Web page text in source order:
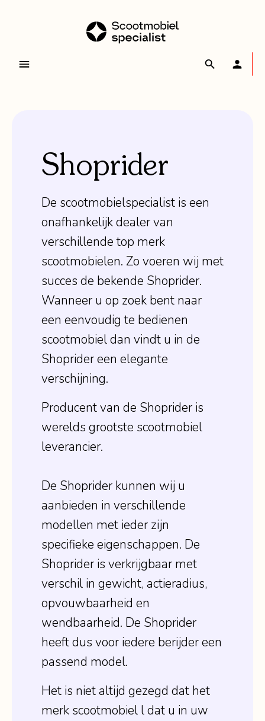
Shoprider
De scootmobielspecialist is een
onafhankelijk dealer van
verschillende top merk
scootmobielen. Zo voeren wij met
succes de bekende Shoprider.
Wanneer u op zoek bent naar
een eenvoudig te bedienen
scootmobiel dan vindt u in de
Shoprider een elegante
verschijning.
Producent van de Shoprider is
werelds grootste scootmobiel
leverancier.
De Shoprider kunnen wij u
aanbieden in verschillende
modellen met ieder zijn
specifieke eigenschappen. De
Shoprider is verkrijgbaar met
verschil in gewicht, actieradius,
opvouwbaarheid en
wendbaarheid. De Shoprider
heeft dus voor iedere berijder een
passend model.
Het is niet altijd gezegd dat het
merk scootmobiel l dat u in uw